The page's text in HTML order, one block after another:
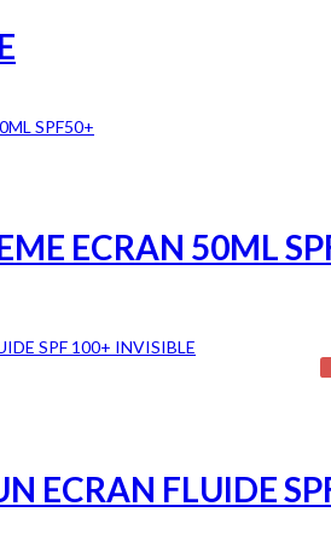
ECRAN 50ML
ECRAN FLUIDE